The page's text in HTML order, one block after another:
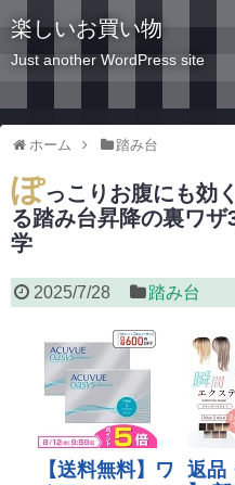
楽しいお買い物
Just another WordPress site
ホーム 踏み台
ぽっこりお腹にも効
る踏み台昇降の裏ワ
学
2025/7/28 踏み台